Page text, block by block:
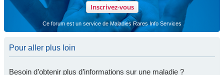
Inscrivez-vous
Ce forum est un service de Maladies Rares Info Services
Pour aller plus loin
Besoin d’obtenir plus d’informations sur une maladie ?